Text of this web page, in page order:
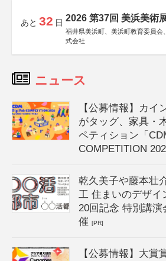
あと 32 日 2026 第37回 美浜美術
福井県美浜町、美浜町教育委員会
式会社
ニュース
【公募情報】カイ
がタッグ、家具・
ペティション「
COMPETITION
乾久美子や藤本壮
工 住まいのデザイ
20回記念 特別講演
催[PR]
【公募情報】大賞